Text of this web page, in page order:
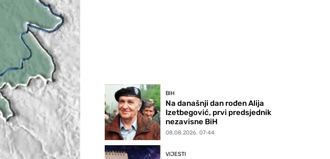
BIH
Na današnji dan rođen Alija
Izetbegović, prvi predsjednik
nezavisne BiH
08.08.2026. 07:44
VIJESTI